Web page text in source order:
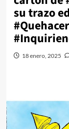
su trazo
18 enero, 2025